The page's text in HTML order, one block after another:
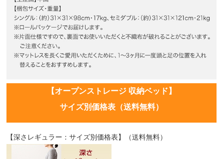
【オープンストレージ 収納ベッド】
サイズ別価格表（送料無料）
【深さレギュラー：サイズ別価格表】（送料無料）